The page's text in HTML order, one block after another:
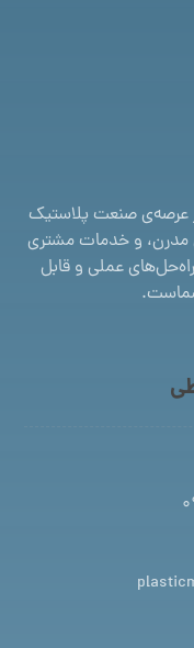
عرصه‌ی صنعت پلاستیک
مدرن، و خدمات مشتری
عملی و قابل
شماست.